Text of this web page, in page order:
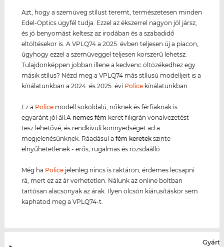
Azt, hogy a szemüveg stílust teremt, természetesen minden
Edel-Optics ügyfél tudja. Ezzel az ékszerrel nagyon jól jársz,
és jó benyomást keltesz az irodában és a szabadidő
eltöltésekor is. A VPLQ74 a 2025. évben teljesen új a piacon,
úgyhogy ezzel a szemüveggel teljesen korszerű lehetsz.
Tulajdonképpen jobban illene a kedvenc öltözékedhez egy
másik stílus? Nézd meg a VPLQ74 más stílusú modelljeit is a
kínálatunkban a 2024. és 2025. évi Police kínálatunkban.
Ez a Police modell sokoldalú, nőknek és férfiaknak is
egyaránt jól áll.A nemes fém keret filigrán vonalvezetést
tesz lehetővé, és rendkívüli könnyedséget ad a
megjelenésünknek. Ráadásul afém keretek szinte
elnyűhetetlenek - erős, rugalmas és rozsdaálló.
Még ha Police jelenleg nincs is raktáron, érdemes lecsapni
rá, mert ez az ár verhetetlen. Nálunk az online boltban
tartósan alacsonyak az árak. Ilyen olcsón kiárusításkor sem
kaphatod meg a VPLQ74-t.